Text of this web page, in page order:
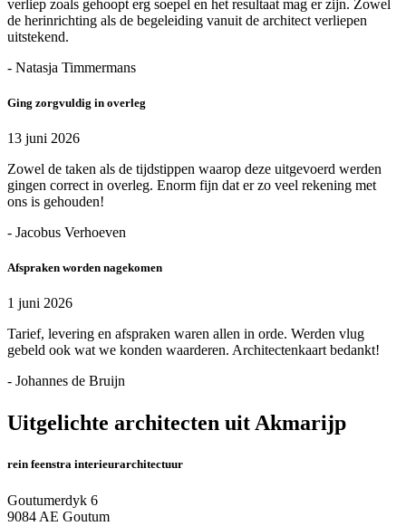
verliep zoals gehoopt erg soepel en het resultaat mag er zijn. Zowel
de herinrichting als de begeleiding vanuit de architect verliepen
uitstekend.
- Natasja Timmermans
Ging zorgvuldig in overleg
13 juni 2026
Zowel de taken als de tijdstippen waarop deze uitgevoerd werden
gingen correct in overleg. Enorm fijn dat er zo veel rekening met
ons is gehouden!
- Jacobus Verhoeven
Afspraken worden nagekomen
1 juni 2026
Tarief, levering en afspraken waren allen in orde. Werden vlug
gebeld ook wat we konden waarderen. Architectenkaart bedankt!
- Johannes de Bruijn
Uitgelichte architecten uit Akmarijp
rein feenstra interieurarchitectuur
Goutumerdyk 6
9084 AE Goutum